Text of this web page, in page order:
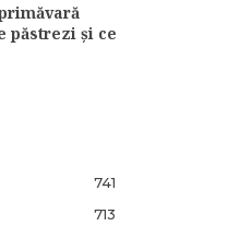
păstrezi și ce
741
713